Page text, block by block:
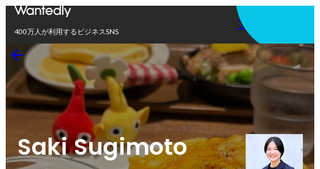
400万人が利用するビジネスSNS
アプリを使う
Saki Sugimoto